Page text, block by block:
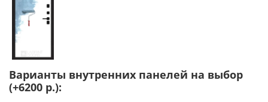
Варианты внутренних панелей на выбор
(+6200 р.):